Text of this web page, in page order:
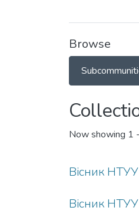
Browse
Now showing 1
Вісник НТУУ
Вісник НТУУ